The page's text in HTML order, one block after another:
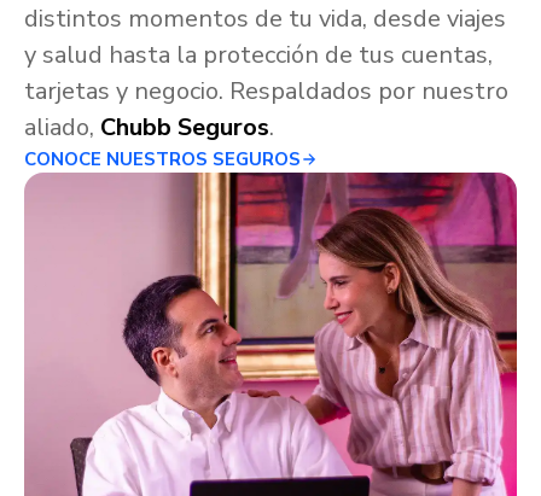
distintos momentos de tu vida, desde viajes
y salud hasta la protección de tus cuentas,
tarjetas y negocio. Respaldados por nuestro
aliado, Chubb Seguros.
CONOCE NUESTROS SEGUROS